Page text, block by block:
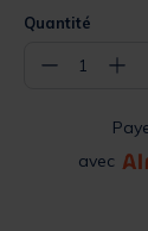
Quantité
− 1 +
avec